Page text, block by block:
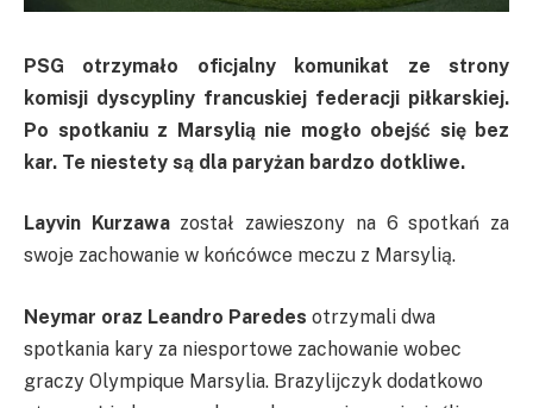
PSG otrzymało oficjalny komunikat ze strony
komisji dyscypliny francuskiej federacji piłkarskiej.
Po spotkaniu z Marsylią nie mogło obejść się bez
kar. Te niestety są dla paryżan bardzo dotkliwe.
Layvin Kurzawazostał zawieszony na 6 spotkań za
swoje zachowanie w końcówce meczu z Marsylią.
Neymar oraz Leandro Paredes otrzymali dwa
spotkania kary za niesportowe zachowanie wobec
graczy Olympique Marsylia. Brazylijczyk dodatkowo